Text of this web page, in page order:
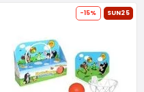
-15% SUN25